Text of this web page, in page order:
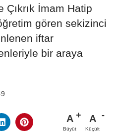
İmam Hatip
gören sekizinci
iftar
bir araya
A
Büyüt
A
Küçült